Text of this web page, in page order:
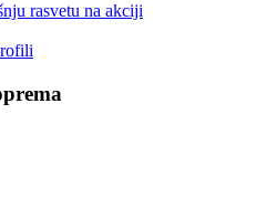
rasvetu na akciji